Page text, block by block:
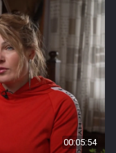
00:05:54